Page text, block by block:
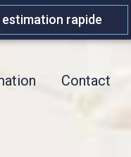
estimation rapide
Contact